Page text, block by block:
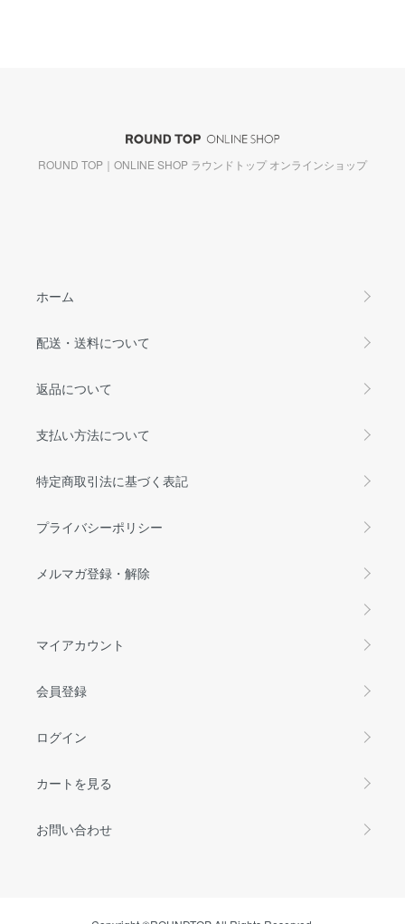
ROUND TOP｜ONLINE SHOP ラウンドトップ オンラインショップ
ホーム
配送・送料について
返品について
支払い方法について
特定商取引法に基づく表記
プライバシーポリシー
メルマガ登録・解除
マイアカウント
会員登録
ログイン
カートを見る
お問い合わせ